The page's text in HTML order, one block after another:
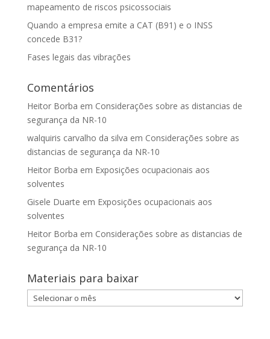
mapeamento de riscos psicossociais
Quando a empresa emite a CAT (B91) e o INSS
concede B31?
Fases legais das vibrações
Comentários
Heitor Borba em Considerações sobre as distancias de
segurança da NR-10
walquiris carvalho da silva em Considerações sobre as
distancias de segurança da NR-10
Heitor Borba em Exposições ocupacionais aos
solventes
Gisele Duarte em Exposições ocupacionais aos
solventes
Heitor Borba em Considerações sobre as distancias de
segurança da NR-10
Materiais para baixar
Materiais
para